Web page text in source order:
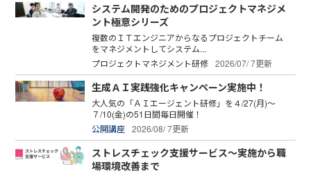
システム開発のためのプロジェクトマネジメ
ント極意シリーズ
複数のＩＴエンジニアからなるプロジェクトチーム
をマネジメントしてシステム...
プロジェクトマネジメント研修 2026/07/ 7更新
生成ＡＩ実践強化キャンペーン実施中！
大人気の「ＡＩエージェント研修」を４/27(月)～
７/10(金)の51日間毎日開催！
公開講座 2026/08/ 7更新
ストレスチェック支援サービス～実施から職
場環境改善まで